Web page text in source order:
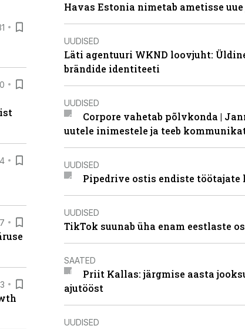
Havas Estonia nimetab ametisse
UUDISED
Läti agentuuri WKND loovjuht:
brändide identiteeti
UUDISED
Corpore vahetab põlvkonda |
uutele inimestele ja teeb
UUDISED
Pipedrive ostis endiste töötajate
UUDISED
TikTok suunab üha enam eestlaste
SAATED
Priit Kallas: järgmise aasta
ajutööst
UUDISED